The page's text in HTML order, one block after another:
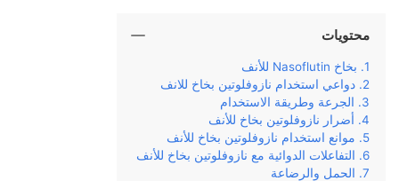
محتويات
بخاخ ‌Nasoflutin للأنف
دواعي استخدام نازوفلوتين بخاخ للانف
الجرعة وطريقة الاستخدام
أضرار نازوفلوتين بخاخ للأنف
موانع استخدام نازوفلوتين بخاخ للأنف
التفاعلات الدوائية مع نازوفلوتين بخاخ للأنف
الحمل والرضاعة